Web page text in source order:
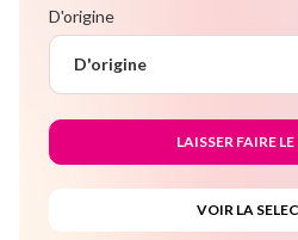
D'origine
D'origine